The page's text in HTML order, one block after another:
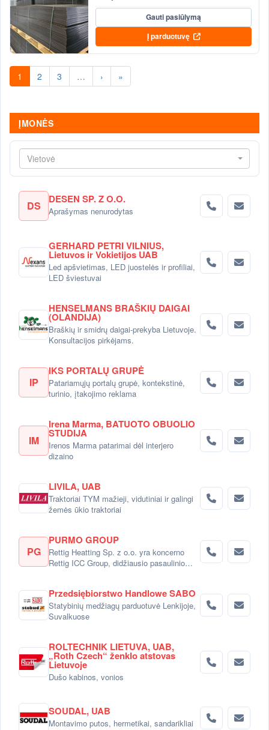
Gauti pasiūlymą
Į parduotuvę
1 2 3 … › »
ĮMONĖS
Vietovė
DS DESEN SP. Z O.O.
Aprašymas nenurodytas
GERHARD PETRI VILNIUS,
Lietuvos ir Vokietijos UAB
Led apšvietimas, LED juostelės ir profiliai,
LED šviestuvai
HENSELMANS BRAŠKIŲ DAIGAI
(OLANDIJA)
Braškių ir smidrų daigai-prekyba Lietuvoje.
Konsultacijos pirkėjams.
IP
IKS PORTALŲ GRUPĖ
Patariamųjų portalų grupė, kontekstinė,
turinio, įtakojimo reklama
IM
Irena Marma, BATUOTO OBUOLIO
STUDIJA
Irenos Marma patarimai dėl interjero
dizaino
LIVILA, UAB
Traktoriai TYM mažieji, vidutiniai ir galingi
žemės ūkio traktoriai
PG
PURMO GROUP
Rettig Heatting Sp. z o.o. yra koncerno
Rettig ICC Group, didžiausio pasaulinio
Przedsiębiorstwo Handlowe SABO
Statybinių medžiagų parduotuvė Lenkijoje,
Suvalkuose
ROLTECHNIK LIETUVA, UAB,
„Roth Czech“ ženklo atstovas
Lietuvoje
Dušo kabinos, vonios
SOUDAL, UAB
Montavimo putos, hermetikai, sandarikliai